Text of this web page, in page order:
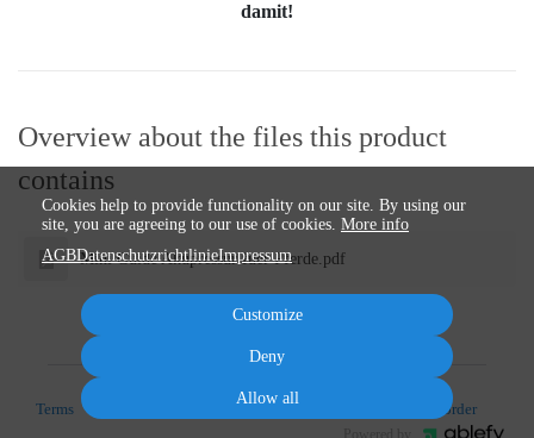
damit!
Overview about the files this product
contains
Mini Guide Akupressur fuer Pferde.pdf
Terms Cancel subscription Cancel order
Cookies help to provide functionality on our site. By using our
site, you are agreeing to our use of cookies. More info
AGBDatenschutzrichtlinieImpressum
Customize
Deny
Allow all